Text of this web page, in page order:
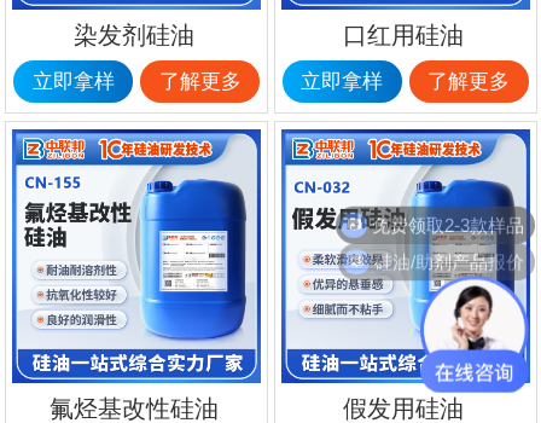
染发剂硅油
立即拿样 了解更多
口红用硅油
立即拿样 了解更多
氟烃基改性硅油 假发用硅油
免费领取2-3款样品
硅油/助剂产品报价